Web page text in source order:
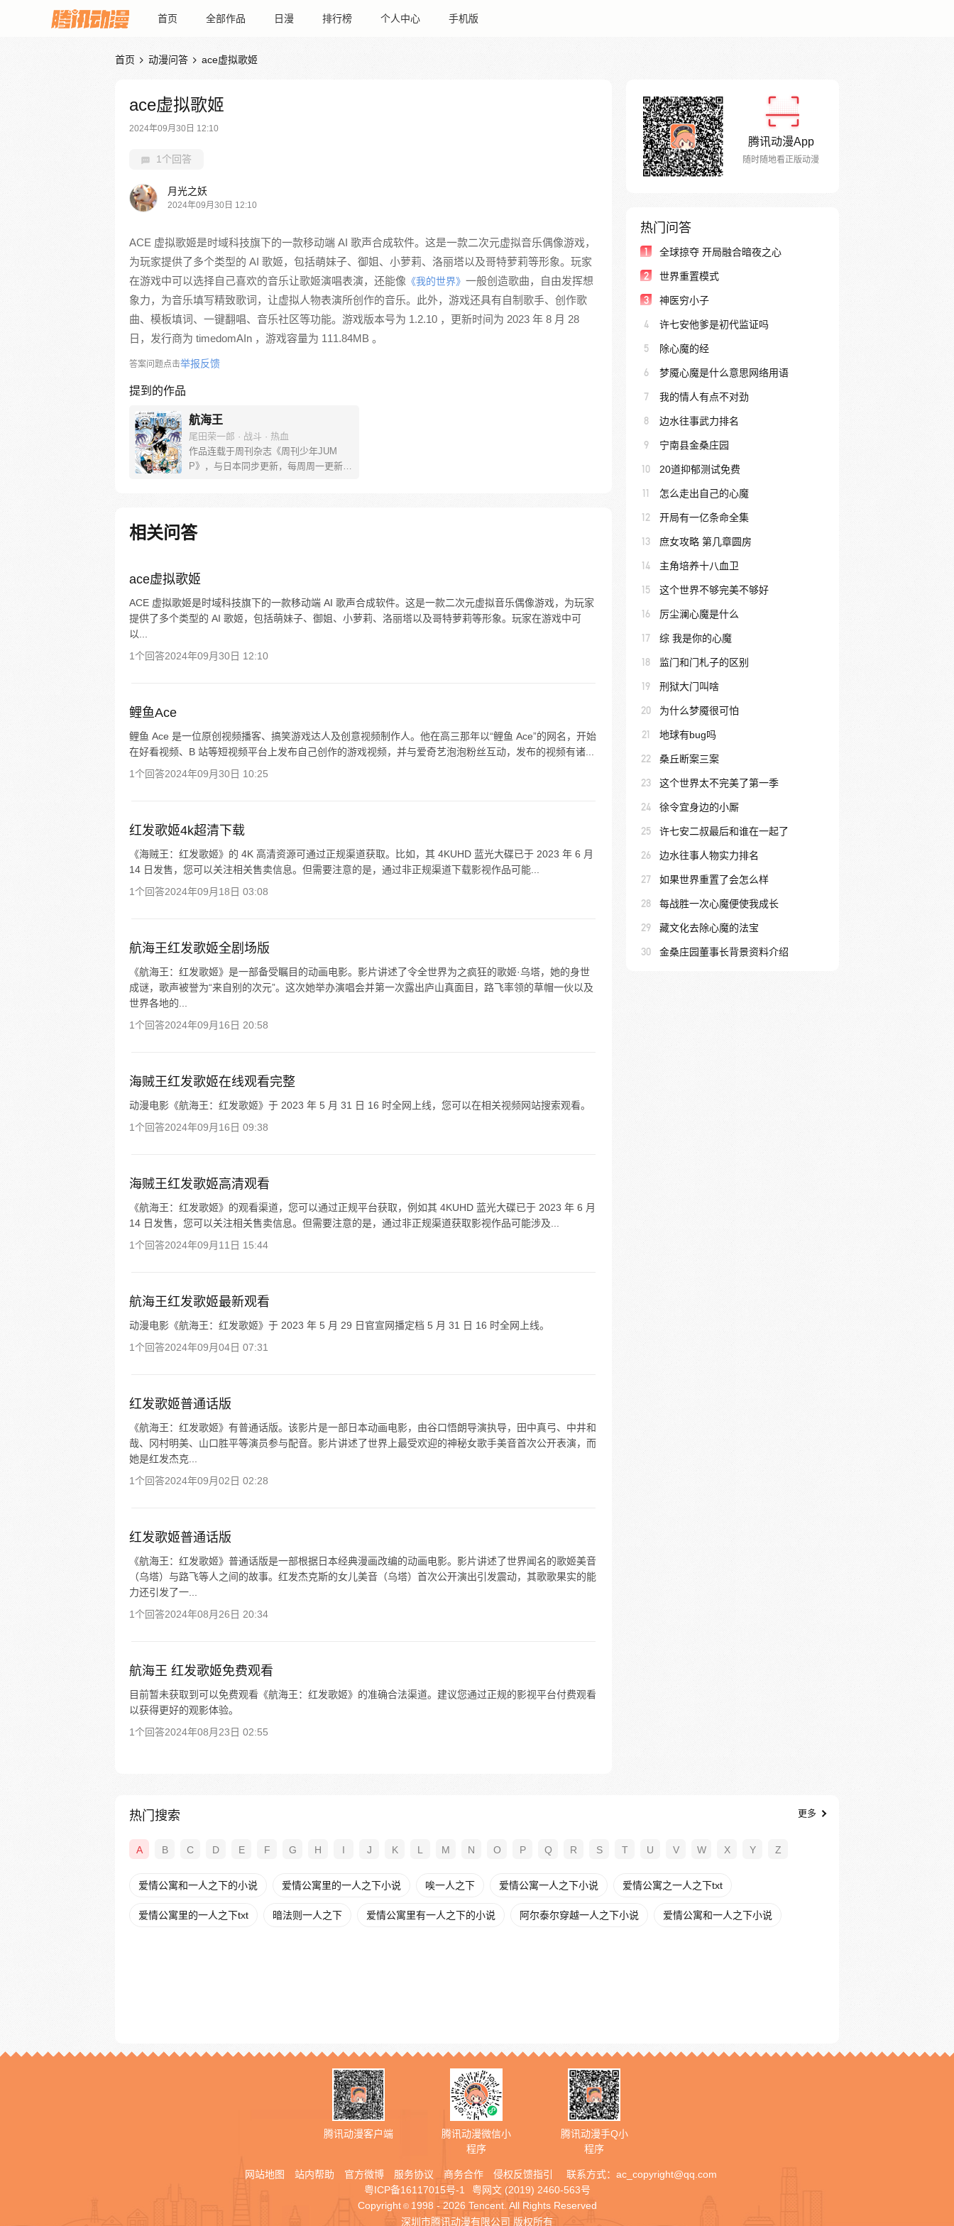
首页 全部作品 日漫 排行榜 个人中心 手机版
首页  动漫问答  ace虚拟歌姬
ace虚拟歌姬
2024年09月30日 12:10
1个回答
月光之妖
2024年09月30日 12:10
ACE 虚拟歌姬是时域科技旗下的一款移动端 AI 歌声合成软件。这是一款二次元虚拟音乐偶像游戏，
为玩家提供了多个类型的 AI 歌姬，包括萌妹子、御姐、小萝莉、洛丽塔以及哥特萝莉等形象。玩家
在游戏中可以选择自己喜欢的音乐让歌姬演唱表演，还能像 《我的世界》 一般创造歌曲，自由发挥想
象力，为音乐填写精致歌词，让虚拟人物表演所创作的音乐。此外，游戏还具有自制歌手、创作歌
曲、模板填词、一键翻唱、音乐社区等功能。游戏版本号为 1.2.10 ，更新时间为 2023 年 8 月 28
日，发行商为 timedomAIn ，游戏容量为 111.84MB 。
答案问题点击举报反馈
提到的作品
航海王
尾田荣一郎 · 战斗 · 热血
作品连载于周刊杂志《周刊少年JUM
P》，与日本同步更新，每周周一更新。
子无法游泳的代价。十年后，路飞为实
现与因救他而断臂的杰克斯的约定而出
的冒险旅程！
相关问答
ace虚拟歌姬
ACE 虚拟歌姬是时域科技旗下的一款移动端 AI 歌声合成软件。这是一款二次元虚拟音乐偶像游戏，为玩家
提供了多个类型的 AI 歌姬，包括萌妹子、御姐、小萝莉、洛丽塔以及哥特萝莉等形象。玩家在游戏中可
以...
1个回答2024年09月30日 12:10
鲤鱼Ace
鲤鱼 Ace 是一位原创视频播客、搞笑游戏达人及创意视频制作人。他在高三那年以“鲤鱼 Ace”的网名，开始
在好看视频、B 站等短视频平台上发布自己创作的游戏视频，并与爱奇艺泡泡粉丝互动，发布的视频有诸...
1个回答2024年09月30日 10:25
红发歌姬4k超清下载
《海贼王：红发歌姬》的 4K 高清资源可通过正规渠道获取。比如，其 4KUHD 蓝光大碟已于 2023 年 6 月
14 日发售，您可以关注相关售卖信息。但需要注意的是，通过非正规渠道下载影视作品可能...
1个回答2024年09月18日 03:08
航海王红发歌姬全剧场版
《航海王：红发歌姬》是一部备受瞩目的动画电影。影片讲述了令全世界为之疯狂的歌姬·乌塔，她的身世
成谜，歌声被誉为“来自别的次元”。这次她举办演唱会并第一次露出庐山真面目，路飞率领的草帽一伙以及
世界各地的...
1个回答2024年09月16日 20:58
海贼王红发歌姬在线观看完整
动漫电影《航海王：红发歌姬》于 2023 年 5 月 31 日 16 时全网上线，您可以在相关视频网站搜索观看。
1个回答2024年09月16日 09:38
海贼王红发歌姬高清观看
《航海王：红发歌姬》的观看渠道，您可以通过正规平台获取，例如其 4KUHD 蓝光大碟已于 2023 年 6 月
14 日发售，您可以关注相关售卖信息。但需要注意的是，通过非正规渠道获取影视作品可能涉及...
1个回答2024年09月11日 15:44
航海王红发歌姬最新观看
动漫电影《航海王：红发歌姬》于 2023 年 5 月 29 日官宣网播定档 5 月 31 日 16 时全网上线。
1个回答2024年09月04日 07:31
红发歌姬普通话版
《航海王：红发歌姬》有普通话版。该影片是一部日本动画电影，由谷口悟朗导演执导，田中真弓、中井和
哉、冈村明美、山口胜平等演员参与配音。影片讲述了世界上最受欢迎的神秘女歌手美音首次公开表演，而
她是红发杰克...
1个回答2024年09月02日 02:28
红发歌姬普通话版
《航海王：红发歌姬》普通话版是一部根据日本经典漫画改编的动画电影。影片讲述了世界闻名的歌姬美音
（乌塔）与路飞等人之间的故事。红发杰克斯的女儿美音（乌塔）首次公开演出引发震动，其歌歌果实的能
力还引发了一...
1个回答2024年08月26日 20:34
航海王 红发歌姬免费观看
目前暂未获取到可以免费观看《航海王：红发歌姬》的准确合法渠道。建议您通过正规的影视平台付费观看
以获得更好的观影体验。
1个回答2024年08月23日 02:55
腾讯动漫App
随时随地看正版动漫
热门问答
1 全球掠夺 开局融合暗夜之心
2 世界重置模式
3 神医穷小子
4 许七安他爹是初代监证吗
5 除心魔的经
6 梦魇心魔是什么意思网络用语
7 我的情人有点不对劲
8 边水往事武力排名
9 宁南县金桑庄园
10 20道抑郁测试免费
11 怎么走出自己的心魔
12 开局有一亿条命全集
13 庶女攻略 第几章圆房
14 主角培养十八血卫
15 这个世界不够完美不够好
16 厉尘澜心魔是什么
17 综 我是你的心魔
18 监门和门札子的区别
19 刑狱大门叫啥
20 为什么梦魇很可怕
21 地球有bug吗
22 桑丘断案三案
23 这个世界太不完美了第一季
24 徐令宜身边的小厮
25 许七安二叔最后和谁在一起了
26 边水往事人物实力排名
27 如果世界重置了会怎么样
28 每战胜一次心魔便使我成长
29 藏文化去除心魔的法宝
30 金桑庄园董事长背景资料介绍
热门搜索 更多
A B C D E F G H I J K L M N O P Q R S T U V W X Y Z
爱情公寓和一人之下的小说 爱情公寓里的一人之下小说 唉一人之下 爱情公寓一人之下小说 爱情公寓之一人之下txt
爱情公寓里的一人之下txt 暗法则一人之下 爱情公寓里有一人之下的小说 阿尔泰尔穿越一人之下小说 爱情公寓和一人之下小说
腾讯动漫客户端
腾讯动漫微信小
程序
腾讯动漫手Q小
程序
网站地图 站内帮助 官方微博 服务协议 商务合作 侵权反馈指引 联系方式： ac_copyright@qq.com
粤ICP备16117015号-1
粤网文 (2019) 2460-563号
Copyright © 1998 - 2026 Tencent. All Rights Reserved
深圳市腾讯动漫有限公司 版权所有